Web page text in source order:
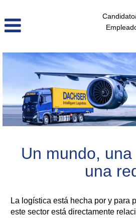
Un mundo,
una
La logística está hecha por y para
este sector está directamente